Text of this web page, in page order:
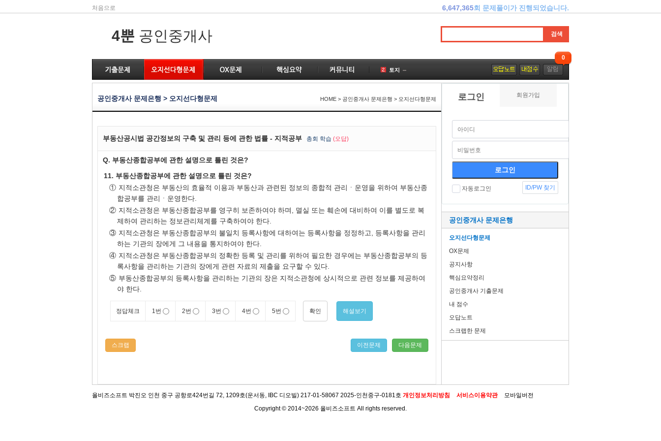
처음으로 6,647,365회 문제풀이가 진행되었습니다.
4뿐 공인중개사
0
토지
공인중개사
1
로그인 회원가입
자동로그인 ID/PW 찾기
공인중개사 문제은행
오지선다형문제
OX문제
공지사항
핵심요약정리
공인중개사 기출문제
내 점수
오답노트
스크랩한 문제
공인중개사 문제은행 > 오지선다형문제 HOME > 공인중개사 문제은행 > 오지선다형문제
부동산공시법 공간정보의 구축 및 관리 등에 관한 법률 - 지적공부 총회 학습 (오답)
Q. 부동산종합공부에 관한 설명으로 틀린 것은?
11. 부동산종합공부에 관한 설명으로 틀린 것은?
① 지적소관청은 부동산의 효율적 이용과 부동산과 관련된 정보의 종합적 관리ㆍ운영을 위하여 부동산종
합공부를 관리ㆍ운영한다.
② 지적소관청은 부동산종합공부를 영구히 보존하여야 하며, 멸실 또는 훼손에 대비하여 이를 별도로 복
제하여 관리하는 정보관리체계를 구축하여야 한다.
③ 지적소관청은 부동산종합공부의 불일치 등록사항에 대하여는 등록사항을 정정하고, 등록사항을 관리
하는 기관의 장에게 그 내용을 통지하여야 한다.
④ 지적소관청은 부동산종합공부의 정확한 등록 및 관리를 위하여 필요한 경우에는 부동산종합공부의 등
록사항을 관리하는 기관의 장에게 관련 자료의 제출을 요구할 수 있다.
⑤ 부동산종합공부의 등록사항을 관리하는 기관의 장은 지적소관청에 상시적으로 관련 정보를 제공하여
야 한다.
정답체크 1번 2번 3번 4번 5번 확인 해설보기
스크랩 다음문제
이전문제
올비즈소프트 박진오 인천 중구 공항로424번길 72, 1209호(운서동, IBC 디오빌) 217-01-58067 2025-인천중구-0181호 개인정보처리방침 서비스이용약관
모바일버전
Copyright © 2014~2026 올비즈소프트 All rights reserved.